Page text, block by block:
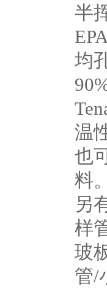
半
均
温
也
料
另
样
玻
管/